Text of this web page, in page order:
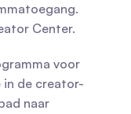
Center.
voor
in de creator-
naar